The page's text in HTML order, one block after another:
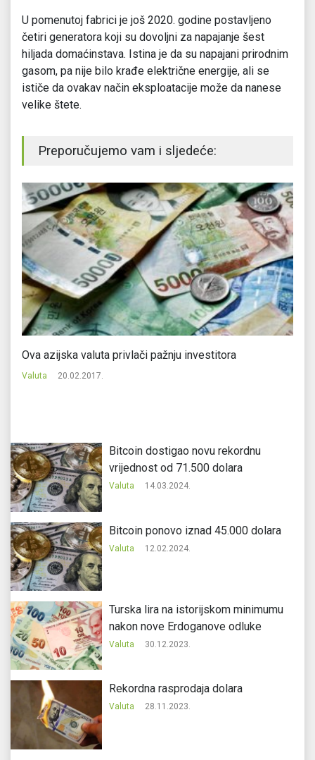
U pomenutoj fabrici je još 2020. godine postavljeno
četiri generatora koji su dovoljni za napajanje šest
hiljada domaćinstava. Istina je da su napajani prirodnim
gasom, pa nije bilo krađe električne energije, ali se
ističe da ovakav način eksploatacije može da nanese
velike štete.
Preporučujemo vam i sljedeće:
Ova azijska valuta privlači pažnju investitora
Valuta 20.02.2017.
Bitcoin dostigao novu rekordnu
vrijednost od 71.500 dolara
Valuta 14.03.2024.
Bitcoin ponovo iznad 45.000 dolara
Valuta 12.02.2024.
Turska lira na istorijskom minimumu
nakon nove Erdoganove odluke
Valuta 30.12.2023.
Rekordna rasprodaja dolara
Valuta 28.11.2023.